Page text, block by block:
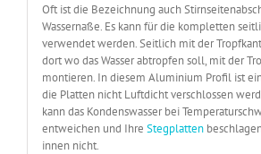
Oft ist die Bezeichnung auch
Wassernaße. Es kann für die kompletten
verwendet werden. Seitlich mit der
dort wo das Wasser abtropfen soll, mit der
montieren. In diesem Aluminium Profil ist
die Platten nicht Luftdicht verschlossen
kann das Kondenswasser bei
entweichen und Ihre Stegplatten
innen nicht.